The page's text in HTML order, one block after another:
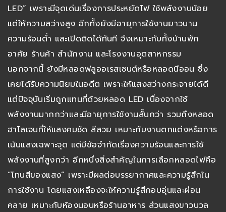
LED” เพราะมีจุดเด่นเรื่องการประหยัดไฟ ใช้พลังงานน้อย
แต่ให้ความสว่างสูง อีกทั้งยังมีอายุการใช้งานยาวนาน
ความร้อนต่ำ และเปิดติดได้ทันที จึงเหมาะกับทั้งบ้านพัก
อาศัย ร้านค้า สำนักงาน และโรงงานอุตสาหกรรม
นอกจากนี้ ยังมีหลอดฟลูออเรสเซนต์หรือหลอดนีออน ซึ่ง
เคยได้รับความนิยมในอดีต เพราะให้แสงสว่างกระจายได้ดี
แต่ปัจจุบันเริ่มถูกแทนที่ด้วยหลอด LED เนื่องจากใช้
พลังงานมากกว่าและมีอายุการใช้งานสั้นกว่า รวมถึงหลอด
ฮาโลเจนที่ให้แสงคมชัด สีสวย เหมาะกับงานตกแต่งหรือการ
เน้นแสงเฉพาะจุด แต่มีข้อจำกัดเรื่องความร้อนและการใช้
พลังงานที่สูงกว่า อีกหนึ่งสิ่งสำคัญในการเลือกหลอดไฟคือ
“โทนสีของแสง” เพราะมีผลต่อบรรยากาศและความรู้สึกใน
การใช้งาน โดยแสงเหลืองจะให้ความรู้สึกอบอุ่นและผ่อน
คลาย เหมาะกับห้องนอนหรือร้านอาหาร ส่วนแสงขาวนวล